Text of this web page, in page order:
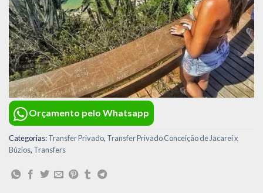
Orçamento pelo Whatsapp
Categorias:Transfer Privado, Transfer Privado Conceição de Jacareí x
Búzios, Transfers